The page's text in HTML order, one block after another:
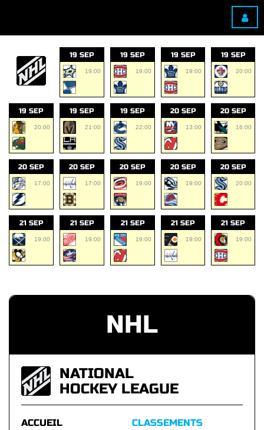
19 SEP
19:00
19 SEP
19:00
19 SEP
19:00
19 SEP
20:00
19 SEP
20:00
19 SEP
21:00
19 SEP
22:00
20 SEP
13:00
20 SEP
16:00
20 SEP
17:00
20 SEP
17:00
20 SEP
19:00
20 SEP
19:00
20 SEP
20:00
21 SEP
19:00
21 SEP
19:00
21 SEP
19:00
21 SEP
19:00
21 SEP
19:00
NHL
NATIONAL
HOCKEY LEAGUE
ACCUEIL
CLASSEMENTS